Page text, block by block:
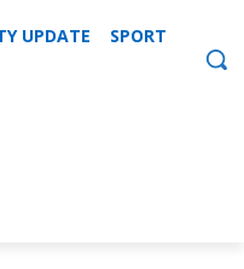
UPDATE SPORT